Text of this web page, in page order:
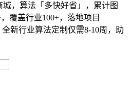
，算法「多快好省」，累计图
覆盖行业100+，落地项目
新行业算法定制仅需8-10周，助